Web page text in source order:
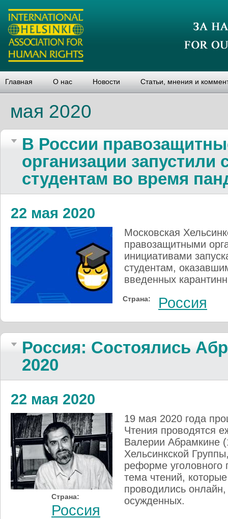
Главная О нас Новости Статьи, мнения и
мая 2020
В России
организации
студентам во время
22 мая 2020
Московская
правозащитными
инициативами
студентам,
введенных
Страна: Россия
Россия: Состоялись
2020
22 мая 2020
19 мая 2020 года
Чтения проводятся
Валерии Абрамкине
Хельсинкской
реформе уголовного
тема чтений,
проводились
осужденных.
Страна:
Россия